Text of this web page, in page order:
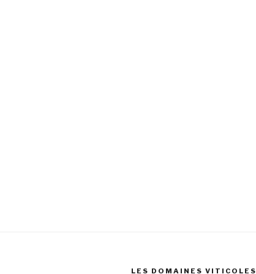
LES DOMAINES VITICOLES